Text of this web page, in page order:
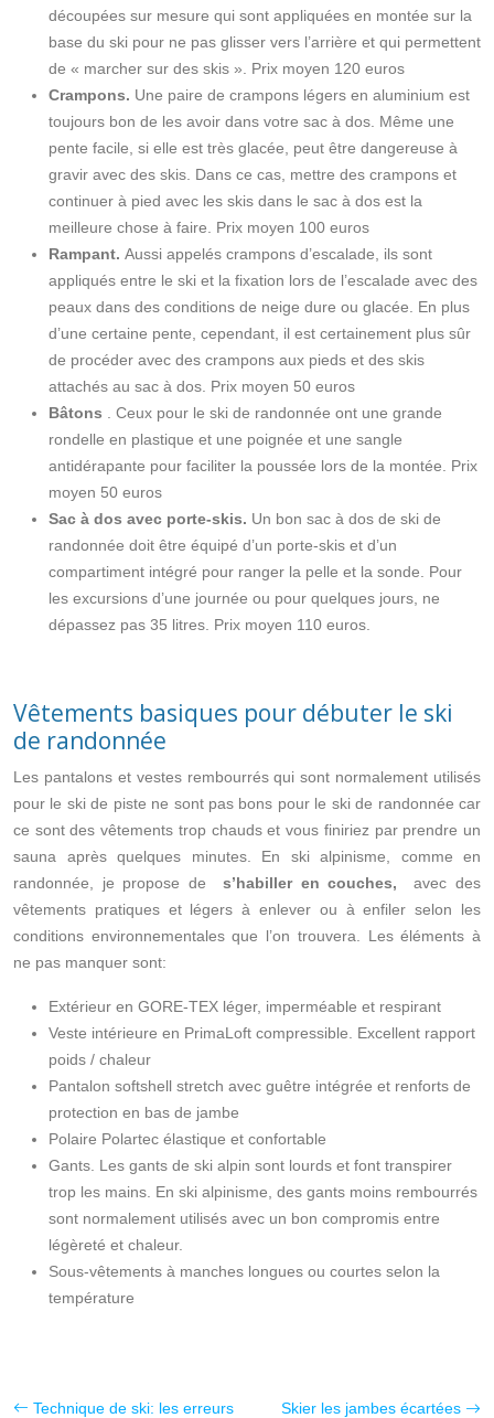
découpées sur mesure qui sont appliquées en montée sur la
base du ski pour ne pas glisser vers l’arrière et qui permettent
de « marcher sur des skis ». Prix ​​moyen 120 euros
Crampons. Une paire de crampons légers en aluminium est
toujours bon de les avoir dans votre sac à dos. Même une
pente facile, si elle est très glacée, peut être dangereuse à
gravir avec des skis. Dans ce cas, mettre des crampons et
continuer à pied avec les skis dans le sac à dos est la
meilleure chose à faire. Prix ​​moyen 100 euros
Rampant. Aussi appelés crampons d’escalade, ils sont
appliqués entre le ski et la fixation lors de l’escalade avec des
peaux dans des conditions de neige dure ou glacée. En plus
d’une certaine pente, cependant, il est certainement plus sûr
de procéder avec des crampons aux pieds et des skis
attachés au sac à dos. Prix ​​moyen 50 euros
Bâtons
Ceux pour le ski de randonnée ont une grande
rondelle en plastique et une poignée et une sangle
antidérapante pour faciliter la poussée lors de la montée. Prix
​​moyen 50 euros
Sac à dos avec porte-skis. Un bon sac à dos de ski de
randonnée doit être équipé d’un porte-skis et d’un
compartiment intégré pour ranger la pelle et la sonde. Pour
les excursions d’une journée ou pour quelques jours, ne
dépassez pas 35 litres. Prix ​​moyen 110 euros.
Vêtements basiques pour débuter le ski
de randonnée
Les pantalons et vestes rembourrés qui sont normalement utilisés
pour le ski de piste ne sont pas bons pour le ski de randonnée car
ce sont des vêtements trop chauds et vous finiriez par prendre un
sauna après quelques minutes. En ski alpinisme, comme en
randonnée, je propose de s’habiller en couches, avec des
vêtements pratiques et légers à enlever ou à enfiler selon les
conditions environnementales que l’on trouvera. Les éléments à
ne pas manquer sont:
Extérieur en GORE-TEX léger, imperméable et respirant
Veste intérieure en PrimaLoft compressible. Excellent rapport
poids / chaleur
Pantalon softshell stretch avec guêtre intégrée et renforts de
protection en bas de jambe
Polaire Polartec élastique et confortable
Gants. Les gants de ski alpin sont lourds et font transpirer
trop les mains. En ski alpinisme, des gants moins rembourrés
sont normalement utilisés avec un bon compromis entre
légèreté et chaleur.
Sous-vêtements à manches longues ou courtes selon la
température
Technique de ski: les erreurs
Skier les jambes écartées